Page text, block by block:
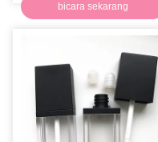
bicara sekarang